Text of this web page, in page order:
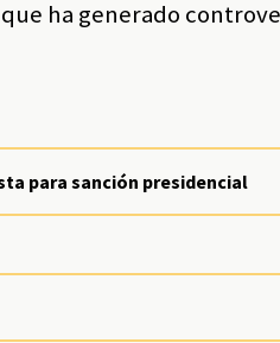
ha generado
para sanción presidencial